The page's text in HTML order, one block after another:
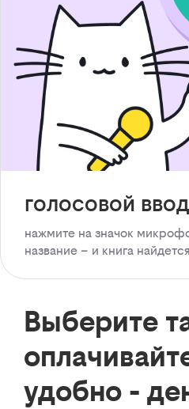
голосовой
нажмите на значок
название – и книга найдется
Выберите
удобно -